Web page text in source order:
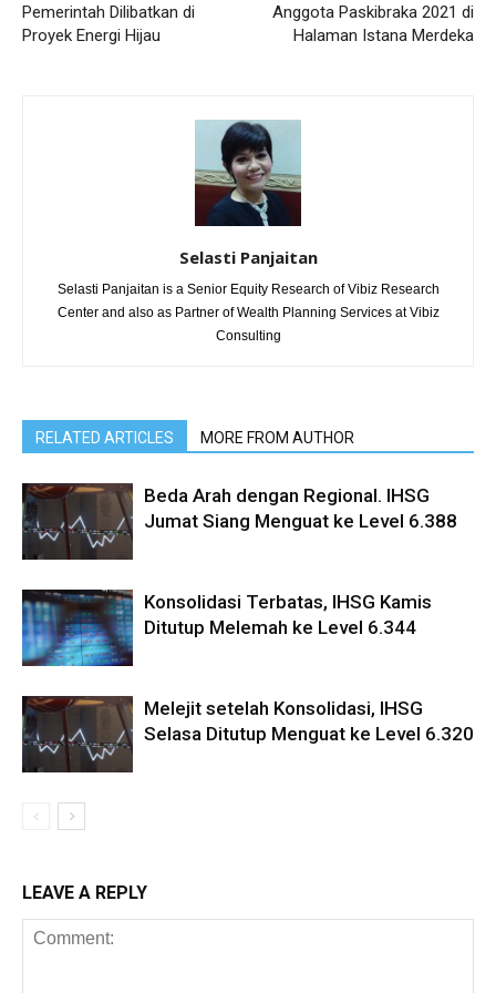
Pemerintah Dilibatkan di
Proyek Energi Hijau
Anggota Paskibraka 2021 di
Halaman Istana Merdeka
Selasti Panjaitan
Selasti Panjaitan is a Senior Equity Research of Vibiz Research
Center and also as Partner of Wealth Planning Services at Vibiz
Consulting
RELATED ARTICLES MORE FROM AUTHOR
Beda Arah dengan Regional. IHSG
Jumat Siang Menguat ke Level 6.388
Konsolidasi Terbatas, IHSG Kamis
Ditutup Melemah ke Level 6.344
Melejit setelah Konsolidasi, IHSG
Selasa Ditutup Menguat ke Level 6.320
LEAVE A REPLY